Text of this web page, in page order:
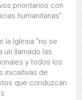
prioritarios con
humanitarias”.
la Iglesia “no se
un llamado las
y todos los
iniciativas de
que conduzcan